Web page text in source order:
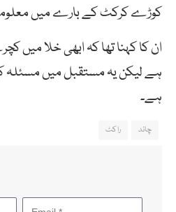
کوڑے کرکٹ کے بارے میں
ان کا کہنا تھا کہ ابھی خلا میں
ہے لیکن یہ مستقبل میں مسئلہ
ہے۔
چاند راکٹ